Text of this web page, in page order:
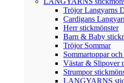
Tröjor Langyarns
Cardigans
Herr stickmönster
Barn & Baby
Tröjor Sommar
Sommartoppar
Västar & Slipover
Strumpor
LANGYARNS